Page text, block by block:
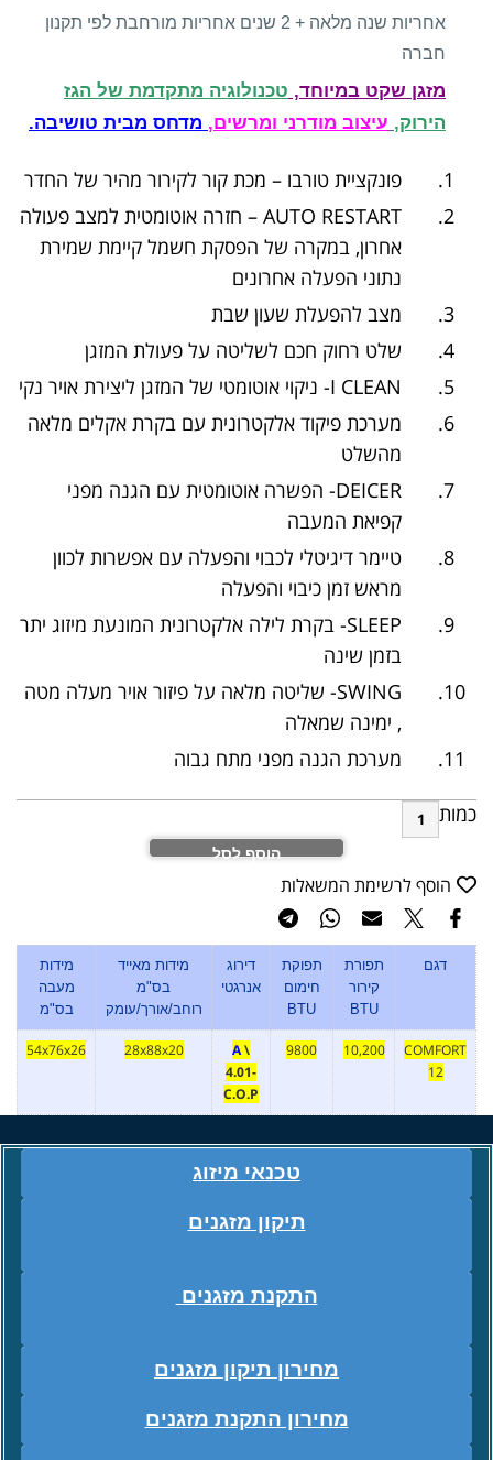
אחריות שנה מלאה + 2 שנים אחריות מורחבת לפי תקנון
חברה
מזגן שקט במיוחד, טכנולוגיה מתקדמת של הגז
הירוק, עיצוב מודרני ומרשים, מדחס מבית טושיבה.
פונקציית טורבו – מכת קור לקירור מהיר של החדר
AUTO RESTART – חזרה אוטומטית למצב פעולה
אחרון, במקרה של הפסקת חשמל קיימת שמירת
נתוני הפעלה אחרונים
מצב להפעלת שעון שבת
שלט רחוק חכם לשליטה על פעולת המזגן
I CLEAN- ניקוי אוטומטי של המזגן ליצירת אויר נקי
מערכת פיקוד אלקטרונית עם בקרת אקלים מלאה
מהשלט
DEICER- הפשרה אוטומטית עם הגנה מפני
קפיאת המעבה
טיימר דיגיטלי לכבוי והפעלה עם אפשרות לכוון
מראש זמן כיבוי והפעלה
SLEEP- בקרת לילה אלקטרונית המונעת מיזוג יתר
בזמן שינה
SWING- שליטה מלאה על פיזור אויר מעלה מטה
, ימינה שמאלה
מערכת הגנה מפני מתח גבוה
כמות
הוסף לסל
הוסף לרשימת המשאלות
דגם
תפורת
קירור
BTU
תפוקת
חימום
BTU
דירוג
אנרגטי
מידות מאייד
בס"מ
רוחב/אורך/עומק
מידות
מעבה
בס"מ
COMFORT
12
10,200
9800
A\
4.01-
C.O.P
28x88x20
54x76x26
טכנאי מיזוג
תיקון מזגנים
התקנת מזגנים
מחירון תיקון מזגנים
מחירון התקנת מזגנים